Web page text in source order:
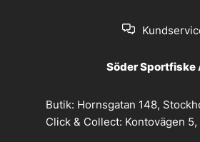
Söder Sportfiske
Butik: Hornsgatan 148,
Click & Collect: Kontovägen